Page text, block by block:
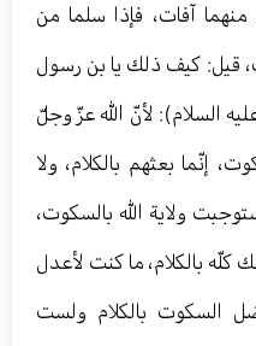
آفات، فإذا سلما من
قيل: كيف ذلك يا بن رسول
السلام): لأنّ الله عزّ وجلّ
إنّما بعثهم بالكلام، ولا
ولاية الله بالسكوت،
كلّه بالكلام، ما كنت لأعدل
السكوت بالكلام ولست